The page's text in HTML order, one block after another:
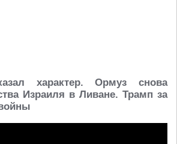
характер. Ормуз снова
Израиля в Ливане. Трамп за